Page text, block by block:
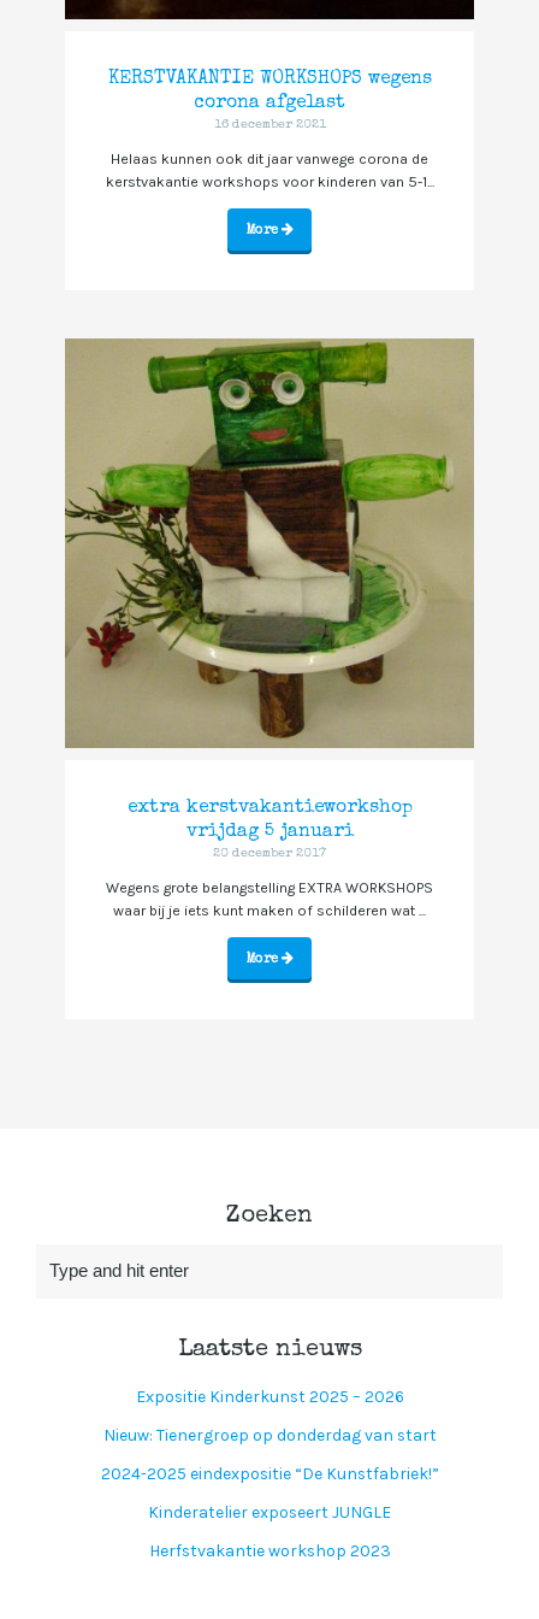
KERSTVAKANTIE WORKSHOPS wegens
corona afgelast
16 december 2021
Helaas kunnen ook dit jaar vanwege corona de
kerstvakantie workshops voor kinderen van 5-1...
More
extra kerstvakantieworkshop
vrijdag 5 januari
20 december 2017
Wegens grote belangstelling EXTRA WORKSHOPS
waar bij je iets kunt maken of schilderen wat ...
More
Zoeken
Laatste nieuws
Expositie Kinderkunst 2025 – 2026
Nieuw: Tienergroep op donderdag van start
2024-2025 eindexpositie “De Kunstfabriek!”
Kinderatelier exposeert JUNGLE
Herfstvakantie workshop 2023